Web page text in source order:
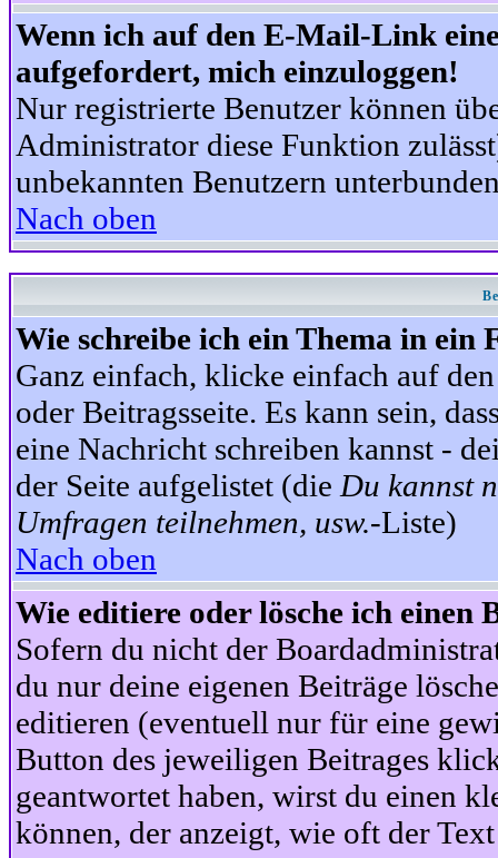
Wenn ich auf den E-Mail-Link
aufgefordert, mich einzuloggen!
Nur registrierte Benutzer können
Administrator diese Funktion
unbekannten Benutzern
Nach oben
Wie schreibe ich ein Thema in ein
Ganz einfach, klicke einfach auf
oder Beitragsseite. Es kann sein,
eine Nachricht schreiben kannst -
der Seite aufgelistet (die Du kannst
Umfragen teilnehmen, usw.-Liste)
Nach oben
Wie editiere oder lösche ich einen
Sofern du nicht der
du nur deine eigenen Beiträge
editieren (eventuell nur für eine
Button des jeweiligen Beitrages
geantwortet haben, wirst du einen
können, der anzeigt, wie oft der